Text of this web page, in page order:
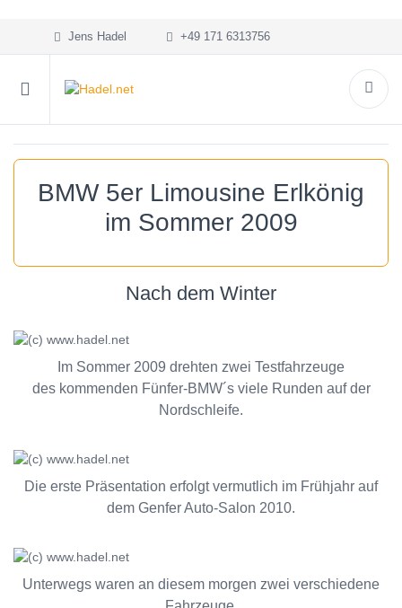
Jens Hadel +49 171 6313756
BMW 5er Limousine Erlkönig
im Sommer 2009
Nach dem Winter
Im Sommer 2009 drehten zwei Testfahrzeuge
des kommenden Fünfer-BMW´s viele Runden auf der
Nordschleife.
Die erste Präsentation erfolgt vermutlich im Frühjahr auf
dem Genfer Auto-Salon 2010.
Unterwegs waren an diesem morgen zwei verschiedene